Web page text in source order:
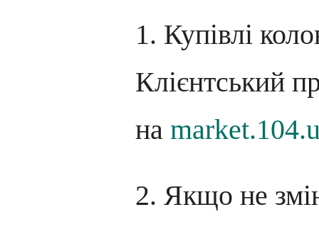
1. Купівлі
Клієнтський
на
2. Якщо не